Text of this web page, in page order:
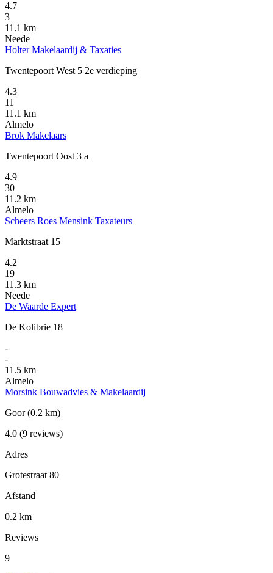
4.7
3
11.1 km
Neede
Holter Makelaardij & Taxaties
Twentepoort West 5 2e verdieping
4.3
11
11.1 km
Almelo
Brok Makelaars
Twentepoort Oost 3 a
4.9
30
11.2 km
Almelo
Scheers Roes Mensink Taxateurs
Marktstraat 15
4.2
19
11.3 km
Neede
De Waarde Expert
De Kolibrie 18
-
-
11.5 km
Almelo
Morsink Bouwadvies & Makelaardij
Goor(0.2 km)
4.0 (9 reviews)
Adres
Grotestraat 80
Afstand
0.2 km
Reviews
9